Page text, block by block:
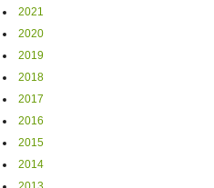
2021
2020
2019
2018
2017
2016
2015
2014